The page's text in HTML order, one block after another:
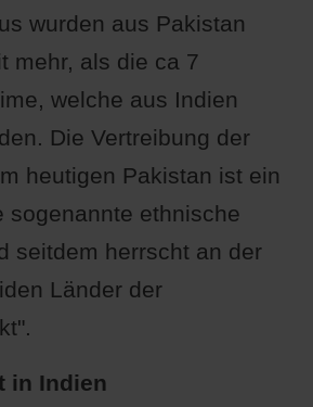
wurden aus Pakistan
mehr, als die ca 7
welche aus Indien
Die Vertreibung der
heutigen Pakistan ist ein
sogenannte ethnische
seitdem herrscht an der
Länder der
in Indien